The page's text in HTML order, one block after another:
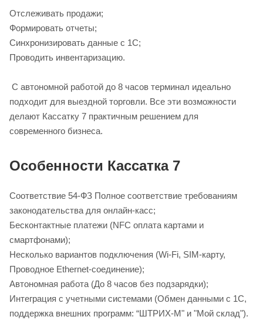
Отслеживать продажи;
Формировать отчеты;
Синхронизировать данные с 1С;
Проводить инвентаризацию.
С автономной работой до 8 часов терминал идеально
подходит для выездной торговли. Все эти возможности
делают Кассатку 7 практичным решением для
современного бизнеса.
Особенности Кассатка 7
Соответствие 54-ФЗ Полное соответствие требованиям
законодательства для онлайн-касс;
Бесконтактные платежи (NFC оплата картами и
смартфонами);
Несколько вариантов подключения (Wi-Fi, SIM-карту,
Проводное Ethernet-соединение);
Автономная работа (До 8 часов без подзарядки);
Интеграция с учетными системами (Обмен данными с 1С,
поддержка внешних программ: “ШТРИХ-М" и "Мой склад").